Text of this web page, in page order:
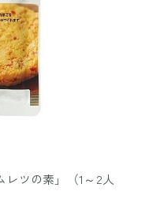
ツの素」（1～2人